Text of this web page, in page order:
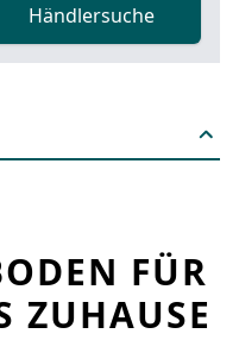
Händlersuche
FÜR
ZUHAUSE